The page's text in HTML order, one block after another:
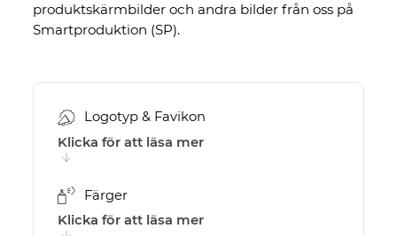
produktskärmbilder och andra bilder från oss på
Smartproduktion (SP).
Logotyp & Favikon
Klicka för att läsa mer
Färger
Klicka för att läsa mer